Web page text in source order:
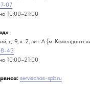
07
10:00–21:00
д. 9, к. 2, лит. А (м.
43
10:00–21:00
servischas-spb.ru